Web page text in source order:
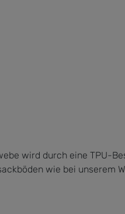
wird durch eine TPU-
wie bei